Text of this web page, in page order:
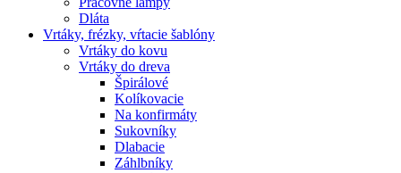
Dláta
Vrtáky, frézky, vŕtacie šablóny
Vrtáky do kovu
Vrtáky do dreva
Špirálové
Kolíkovacie
Na konfirmáty
Sukovníky
Dlabacie
Záhlbníky